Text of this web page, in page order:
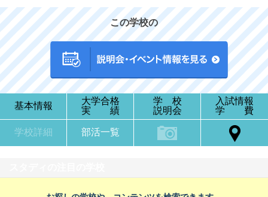
この学校の
基本情報
大学合格
実 績
学 校
説明会
入試情報
学 費
学校詳細 部活一覧